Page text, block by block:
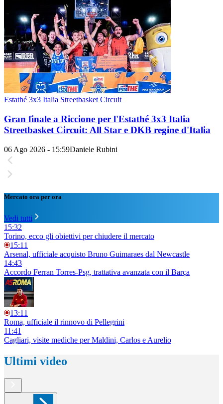
Estathé 3x3 Italia Streetbasket Circuit
Gran finale a Riccione per l'Estathé 3x3 Italia
Streetbasket Circuit: All Star e DKB regine d'Italia
06 Ago 2026 - 15:59Daniele Rubini
Mercato ora per ora
Vedi tutti
15:32
Torino, ecco gli obiettivi per chiudere il mercato
15:11
Arsenal, ufficiale acquisto Bruno Guimaraes dal Newcastle
14:43
Accordo Ferran Torres-Psg, trattativa avanzata con il Barça
13:11
Roma, ufficiale il rinnovo di Pellegrini
11:41
Cagliari, visite mediche per Maldini, Carlos e Aurelio
Ultimi video